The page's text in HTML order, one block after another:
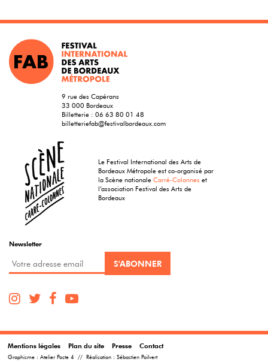
9 rue des Capérans
33 000 Bordeaux
Billetterie : 06 63 80 01 48
billetteriefab@festivalbordeaux.com
Le Festival International des Arts de
Bordeaux Métropole est co-organisé par
la Scène nationaleCarré-Colonnes et
l’association Festival des Arts de
Bordeaux
Newsletter
Mentions légales Plan du site Presse Contact
Graphisme : Atelier Poste 4 // Réalisation : Sébastien Poilvert